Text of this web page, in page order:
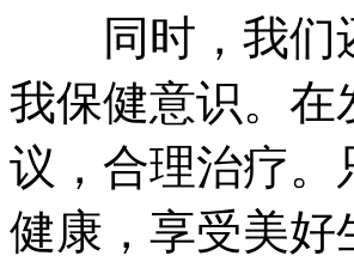
同时，我们还
我保健意识。在
议，合理治疗。
健康，享受美好